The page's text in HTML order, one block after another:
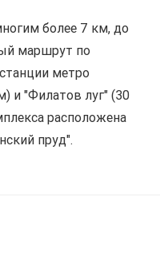
более 7 км, до
маршрут по
метро
и "Филатов луг" (30
расположена
пруд".